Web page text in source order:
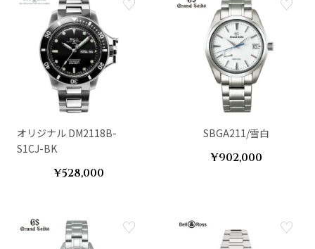
オリジナル DM2118B-
S1CJ-BK
¥528,000
SBGA211/雪白
¥902,000